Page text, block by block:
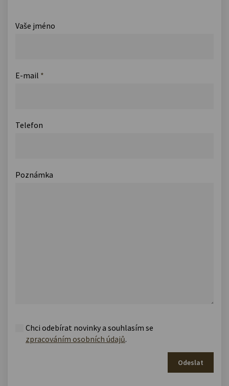
Vaše jméno
E-mail *
Telefon
Poznámka
Chci odebírat novinky a souhlasím se
zpracováním osobních údajů.
Odeslat